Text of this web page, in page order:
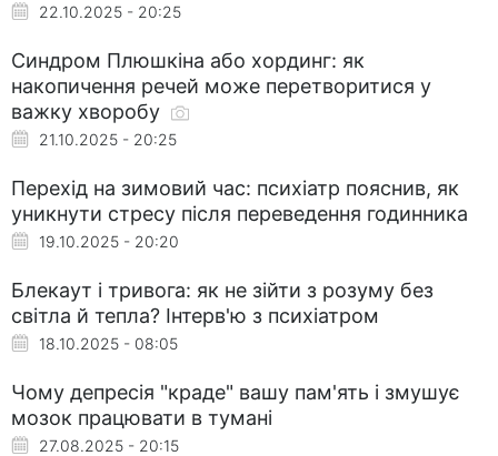
22.10.2025 - 20:25
Синдром Плюшкіна або хординг: як
накопичення речей може перетворитися у
важку хворобу
21.10.2025 - 20:25
Перехід на зимовий час: психіатр пояснив, як
уникнути стресу після переведення годинника
19.10.2025 - 20:20
Блекаут і тривога: як не зійти з розуму без
світла й тепла? Інтерв'ю з психіатром
18.10.2025 - 08:05
Чому депресія "краде" вашу пам'ять і змушує
мозок працювати в тумані
27.08.2025 - 20:15